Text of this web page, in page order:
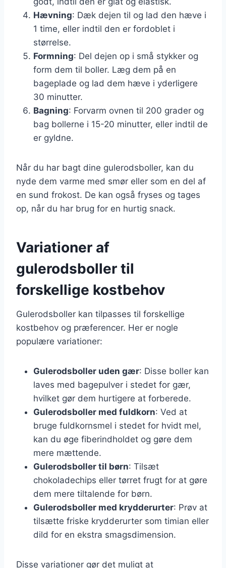
Hævning: Dæk dejen til og lad den hæve i
1 time, eller indtil den er fordoblet i
størrelse.
Formning: Del dejen op i små stykker og
form dem til boller. Læg dem på en
bageplade og lad dem hæve i yderligere
30 minutter.
Bagning: Forvarm ovnen til 200 grader og
bag bollerne i 15-20 minutter, eller indtil de
er gyldne.
Når du har bagt dine gulerodsboller, kan du
nyde dem varme med smør eller som en del af
en sund frokost. De kan også fryses og tages
op, når du har brug for en hurtig snack.
Variationer af
gulerodsboller til
forskellige kostbehov
Gulerodsboller kan tilpasses til forskellige
kostbehov og præferencer. Her er nogle
populære variationer:
Gulerodsboller uden gær: Disse boller kan
laves med bagepulver i stedet for gær,
hvilket gør dem hurtigere at forberede.
Gulerodsboller med fuldkorn: Ved at
bruge fuldkornsmel i stedet for hvidt mel,
kan du øge fiberindholdet og gøre dem
mere mættende.
Gulerodsboller til børn: Tilsæt
chokoladechips eller tørret frugt for at gøre
dem mere tiltalende for børn.
Gulerodsboller med krydderurter: Prøv at
tilsætte friske krydderurter som timian eller
dild for en ekstra smagsdimension.
Disse variationer gør det muligt at